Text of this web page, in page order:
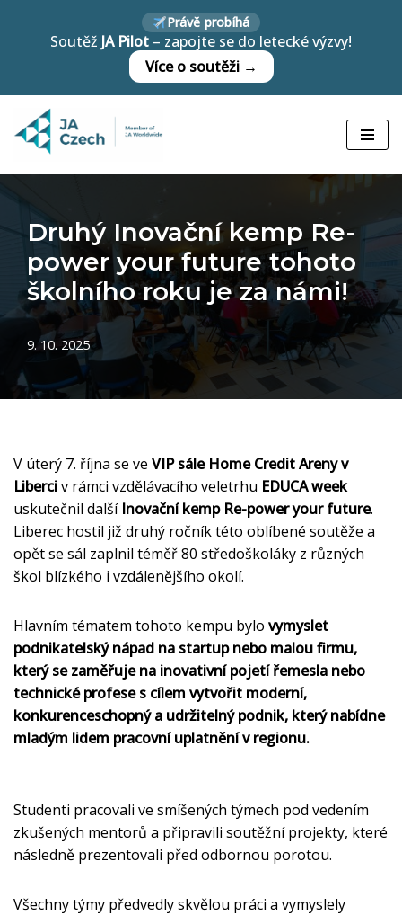
Přeskočit
obsah
Právě probíhá
Soutěž JA Pilot – zapojte se do letecké výzvy!
Více o soutěži →
Druhý Inovační kemp Re-
power your future tohoto
školního roku je za námi!
9. 10. 2025
V úterý 7. října se ve VIP sále Home Credit Areny v
Liberciv rámci vzdělávacího veletrhu EDUCA week
uskutečnil další Inovační kemp Re-power your future.
Liberec hostil již druhý ročník této oblíbené soutěže a
opět se sál zaplnil téměř 80 středoškoláky z různých
škol blízkého i vzdálenějšího okolí.
Hlavním tématem tohoto kempu bylo vymyslet
podnikatelský nápad na startup nebo malou firmu,
který se zaměřuje na inovativní pojetí řemesla nebo
technické profese s cílem vytvořit moderní,
konkurenceschopný a udržitelný podnik, který nabídne
mladým lidem pracovní uplatnění v regionu.
Studenti pracovali ve smíšených týmech pod vedením
zkušených mentorů a připravili soutěžní projekty, které
následně prezentovali před odbornou porotou.
Všechny týmy předvedly skvělou práci a vymyslely